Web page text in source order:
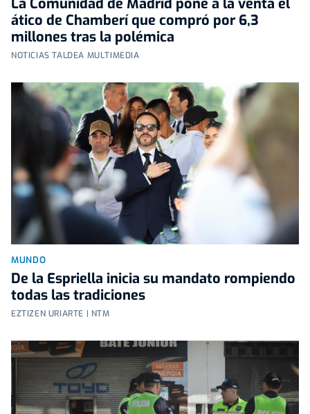
ático de Chamberí que compró por 6,3
millones tras la polémica
NOTICIAS TALDEA MULTIMEDIA
MUNDO
De la Espriella inicia su mandato rompiendo
todas las tradiciones
EZTIZEN URIARTE | NTM